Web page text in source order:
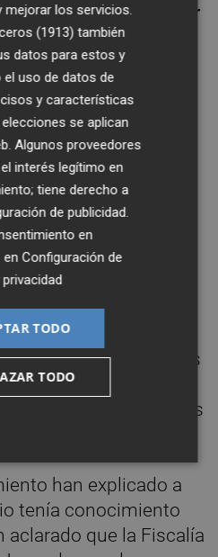
y porManuel Melchor
según explica la
de las
de Castellón para
como denuncia y se
necesarias para
delitos.
que tome
de "imputados" a
como autores
y se tome
municipales
han explicado a
tenía conocimiento
aclarado que la Fiscalía
mejorar los servicios.
(1913) también
datos para estos y
uso de datos de
y características
se aplican
Algunos proveedores
interés legítimo en
tiene derecho a
de publicidad
en
enConfiguración de
TODO
TODO